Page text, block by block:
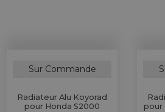
Sur Commande
Radiateur Alu Koyorad
pour Honda S2000
pour